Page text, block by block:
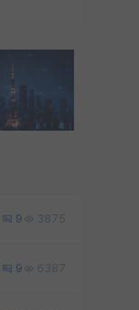
9 3875
9 6387